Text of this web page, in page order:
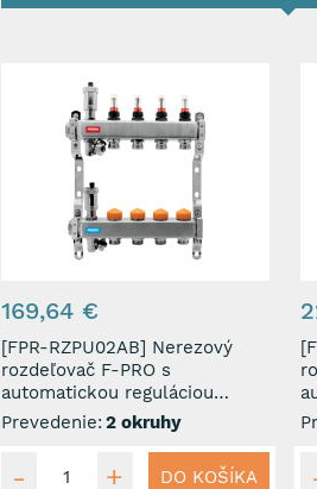
169,64 €
[FPR-RZPU02AB] Nerezový
rozdeľovač F-PRO s
automatickou reguláciou
prietoku 2 okruhy
Prevedenie: 2 okruhy
DO KOŠÍKA